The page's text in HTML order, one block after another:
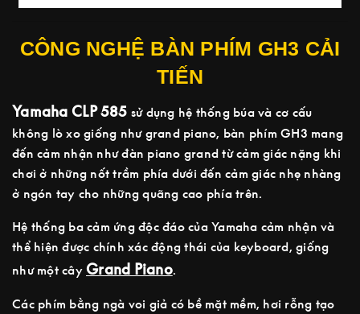
CÔNG NGHỆ BÀN PHÍM GH3 CẢI
TIẾN
Yamaha CLP 585 sử dụng hệ thống búa và cơ cấu
không lò xo giống như grand piano, bàn phím GH3 mang
đến cảm nhận như đàn piano grand từ cảm giác nặng khi
chơi ở những nốt trầm phía dưới đến cảm giác nhẹ nhàng
ở ngón tay cho những quãng cao phía trên.
Hệ thống ba cảm ứng độc đáo của Yamaha cảm nhận và
thể hiện được chính xác động thái của keyboard, giống
như một cây Grand Piano.
Các phím bằng ngà voi giả có bề mặt mềm, hơi rỗng tạo